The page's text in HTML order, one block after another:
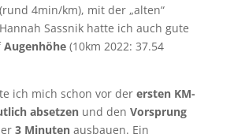
4min/km), mit der „alten“
Sassnik hatte ich auch gute
Augenhöhe (10km 2022: 37.54
ich mich schon vor der ersten KM-
absetzen und den Vorsprung
3 Minutenausbauen. Ein